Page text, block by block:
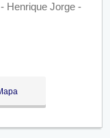
Henrique Jorge -